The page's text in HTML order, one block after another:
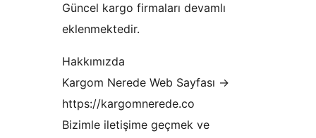
Güncel kargo firmaları devamlı
eklenmektedir.
Hakkımızda
Kargom Nerede Web Sayfası ->
https://kargomnerede.co
Bizimle iletişime geçmek ve